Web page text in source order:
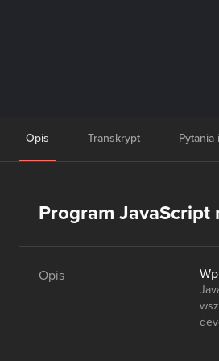
Opis Transkrypt
Program JavaScript
Opis